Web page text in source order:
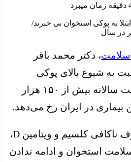
سلامت، دکتر محمد باقر
به شیوع بالای پوکی
استخوان در کشور گفت سالانه بیش از ۱۵۰ هزار
در ایران رخ می‌دهد.
وی تأکید کرد که مصرف ناکافی کلسیم و ویتامین D،
استخوان و ادامه ندادن